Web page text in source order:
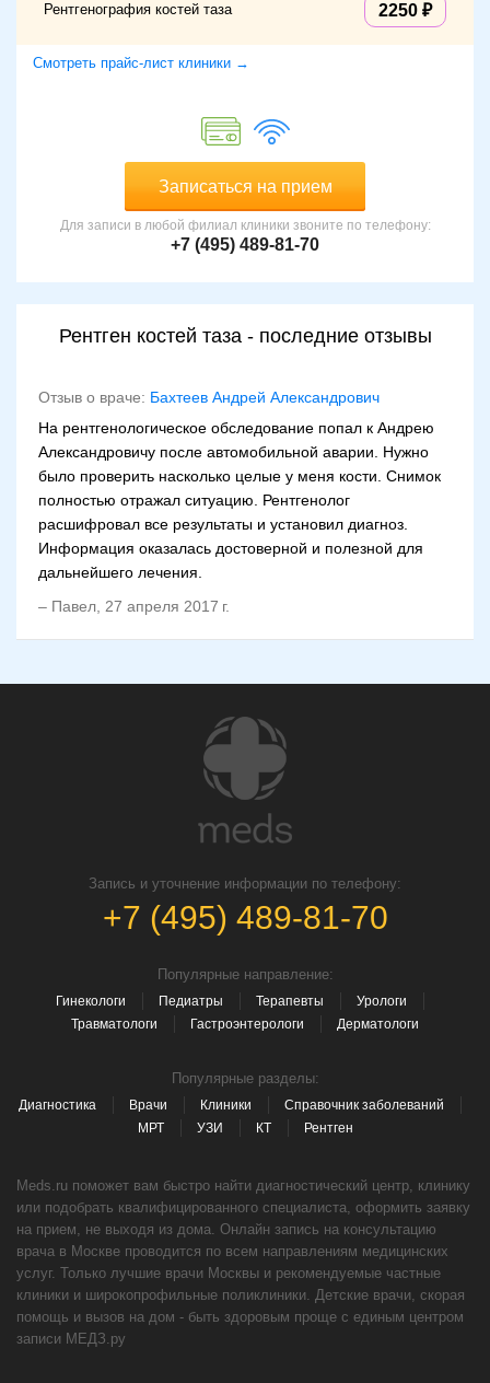
Рентгенография костей таза 2250
Смотреть прайс-лист клиники →
Записаться на прием
Для записи в любой филиал клиники звоните по телефону:
+7 (495) 489-81-70
Рентген костей таза - последние отзывы
Отзыв о враче: Бахтеев Андрей Александрович
На рентгенологическое обследование попал к Андрею
Александровичу после автомобильной аварии. Нужно
было проверить насколько целые у меня кости. Снимок
полностью отражал ситуацию. Рентгенолог
расшифровал все результаты и установил диагноз.
Информация оказалась достоверной и полезной для
дальнейшего лечения.
– Павел 27 апреля 2017 г.
Запись и уточнение информации по телефону:
+7 (495) 489-81-70
Популярные направление:
Гинекологи Педиатры Терапевты
Урологи
Травматологи
Гастроэнтерологи Дерматологи
Популярные разделы:
Диагностика Врачи Клиники
Справочник заболеваний
МРТ
УЗИ КТ Рентген
Meds.ru поможет вам быстро найти диагностический центр, клинику
или подобрать квалифицированного специалиста, оформить заявку
на прием, не выходя из дома. Онлайн запись на консультацию
врача в Москве проводится по всем направлениям медицинских
услуг. Только лучшие врачи Москвы и рекомендуемые частные
клиники и широкопрофильные поликлиники. Детские врачи, скорая
помощь и вызов на дом - быть здоровым проще с единым центром
записи МЕДЗ.ру